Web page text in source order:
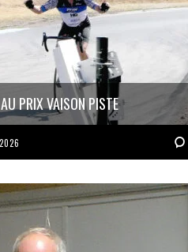
PRIX VAISON PISTE